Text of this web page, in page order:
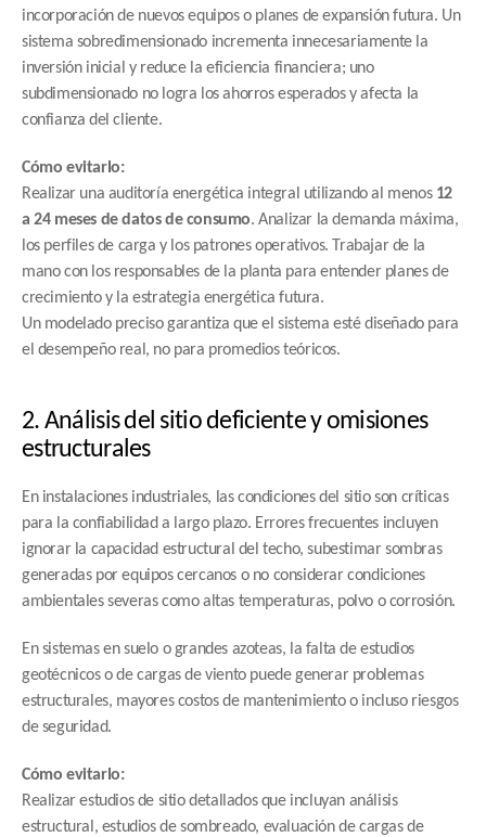
incorporación de nuevos equipos o planes de expansión futura. Un
sistema sobredimensionado incrementa innecesariamente la
inversión inicial y reduce la eficiencia financiera; uno
subdimensionado no logra los ahorros esperados y afecta la
confianza del cliente.
Cómo evitarlo:
Realizar una auditoría energética integral utilizando al menos 12
a 24 meses de datos de consumo. Analizar la demanda máxima,
los perfiles de carga y los patrones operativos. Trabajar de la
mano con los responsables de la planta para entender planes de
crecimiento y la estrategia energética futura.
Un modelado preciso garantiza que el sistema esté diseñado para
el desempeño real, no para promedios teóricos.
2. Análisis del sitio deficiente y omisiones
estructurales
En instalaciones industriales, las condiciones del sitio son críticas
para la confiabilidad a largo plazo. Errores frecuentes incluyen
ignorar la capacidad estructural del techo, subestimar sombras
generadas por equipos cercanos o no considerar condiciones
ambientales severas como altas temperaturas, polvo o corrosión.
En sistemas en suelo o grandes azoteas, la falta de estudios
geotécnicos o de cargas de viento puede generar problemas
estructurales, mayores costos de mantenimiento o incluso riesgos
de seguridad.
Cómo evitarlo:
Realizar estudios de sitio detallados que incluyan análisis
estructural, estudios de sombreado, evaluación de cargas de